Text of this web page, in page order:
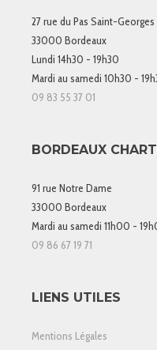
27 rue du Pas Saint-Georges
33000 Bordeaux
Lundi 14h30 - 19h30
Mardi au samedi 10h30 -
09 83 55 37 01
BORDEAUX
91 rue Notre Dame
33000 Bordeaux
Mardi au samedi 11h00 -
09 86 67 19 71
LIENS UTILES
Mentions Légales